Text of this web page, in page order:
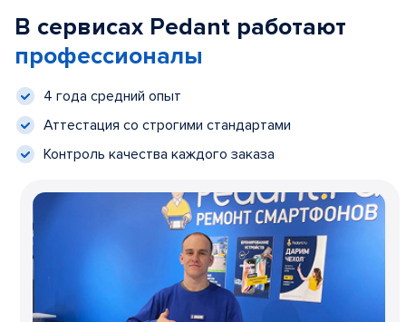
В сервисах Pedant работают
профессионалы
4 года средний опыт
Аттестация со строгими стандартами
Контроль качества каждого заказа